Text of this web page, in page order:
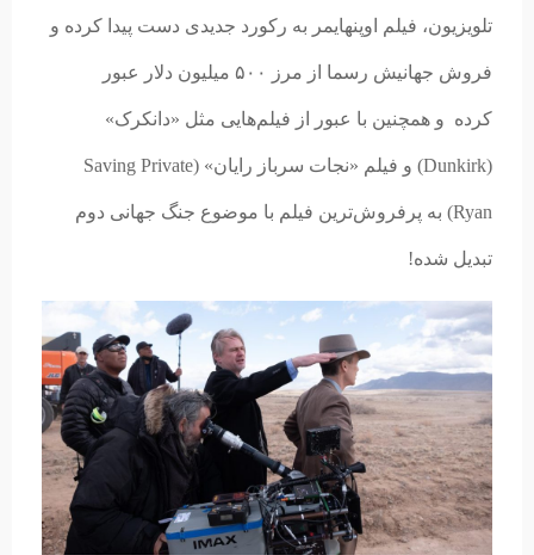
تلویزیون، فیلم اوپنهایمر به رکورد جدیدی دست پیدا کرده و
فروش جهانیش رسما از مرز ۵۰۰ میلیون دلار عبور
کرده و همچنین با عبور از فیلم‌هایی مثل «دانکرک»
(Dunkirk) و فیلم «نجات سرباز رایان» (Saving Private
Ryan) به پرفروش‌ترین فیلم با موضوع جنگ جهانی دوم
تبدیل شده!